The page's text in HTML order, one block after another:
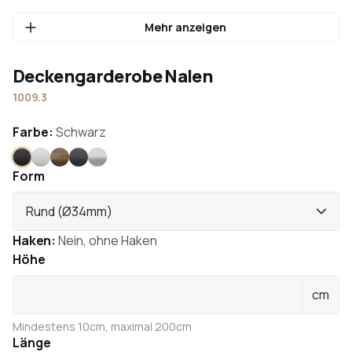
Mehr anzeigen
Deckengarderobe Nalen
1009.3
Farbe: Schwarz
Schwarz
WeißBronze
Anthrazit
Edelstahl
Form
Rund (Ø34mm)
Haken: Nein, ohne Haken
Höhe
cm
Mindestens 10cm, maximal 200cm
Länge